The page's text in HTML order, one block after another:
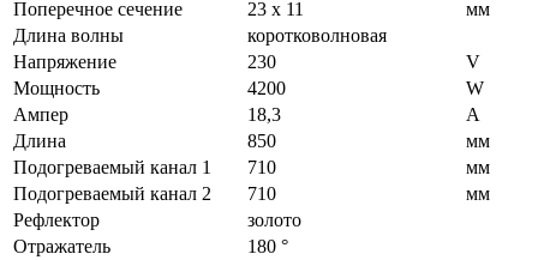
Поперечное сечение
23 х 11
мм
Длина волны
коротковолновая
Напряжение
230
V
Мощность
4200
W
Ампер
18,3
A
Длина
850
мм
Подогреваемый канал 1
710
мм
Подогреваемый канал 2
710
мм
Рефлектор
золото
Отражатель
180 °